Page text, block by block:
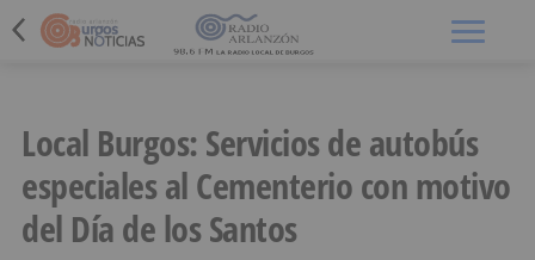
Local Burgos: Servicios de autobús
especiales al Cementerio con motivo
del Día de los Santos